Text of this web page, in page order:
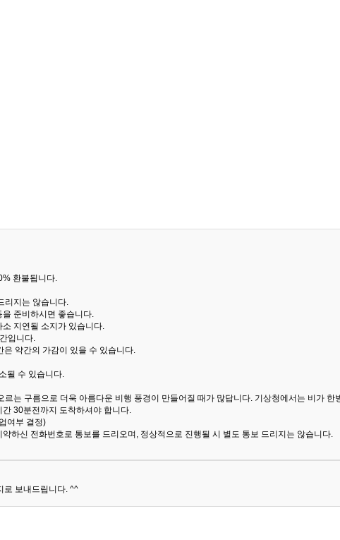
환불됩니다.
리지는 않습니다.
준비하시면 좋습니다.
지연될 소지가 있습니다.
입니다.
약간의 가감이 있을 수 있습니다.
될 수 있습니다.
는 구름으로 더욱 아름다운 비행 풍경이 만들어질 때가 많답니다. 기상청에서는 비가 한
30분전까지 도착하셔야 합니다.
여부 결정)
하신 전화번호로 통보를 드리오며, 정상적으로 진행될 시 별도 통보 드리지는 않습니다.
로 보내드립니다. ^^